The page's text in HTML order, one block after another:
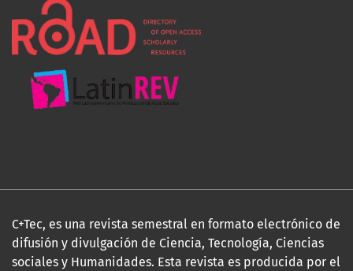
C+Tec, es una revista semestral en formato electrónico de
difusión y divulgación de Ciencia, Tecnología, Ciencias
sociales y Humanidades. Esta revista es producida por el